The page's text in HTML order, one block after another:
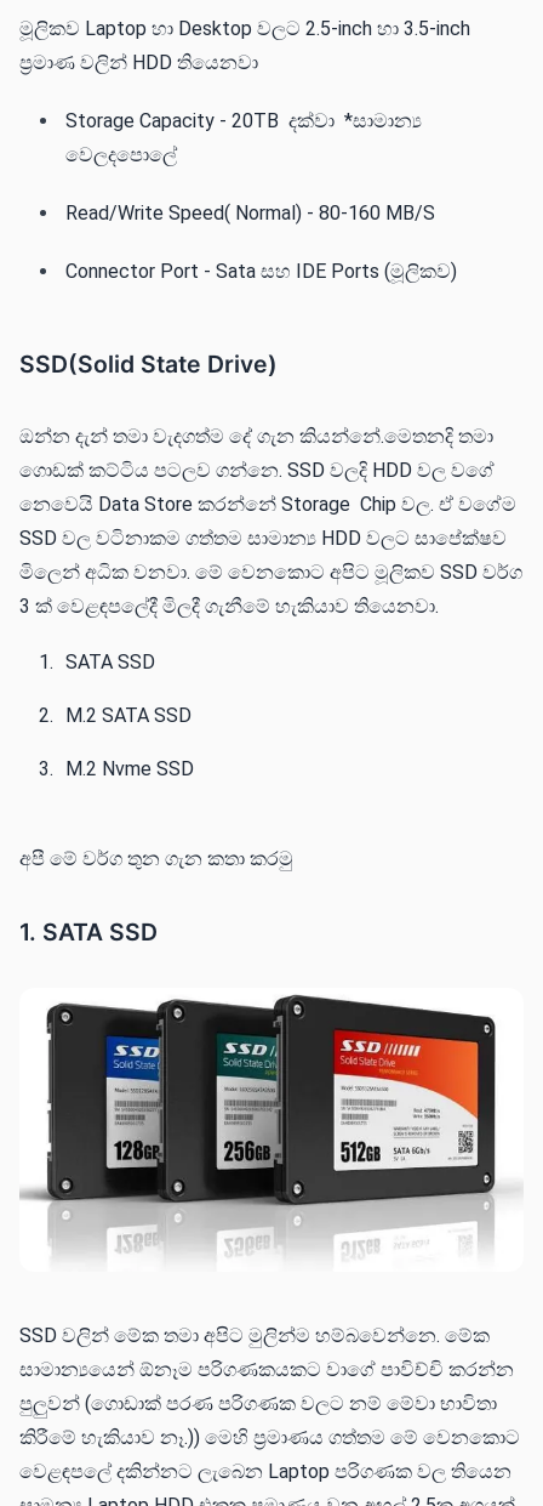
මූලිකව Laptop හා Desktop වලට 2.5-inch හා 3.5-inch
ප්‍රමාණ වලින් HDD තියෙනවා
Storage Capacity - 20TB දක්වා *සාමාන්‍ය
වෙලදපොලේ
Read/Write Speed( Normal) - 80-160 MB/S
Connector Port - Sata සහ IDE Ports (මූලිකව)
SSD(Solid State Drive)
ඔන්න දැන් තමා වැදගත්ම දේ ගැන කියන්නේ.මෙතනදි තමා
ගොඩක් කට්ටිය පටලව ගන්නෙ. SSD වලදි HDD වල වගේ
නෙවෙයි Data Store කරන්නේ Storage Chip වල. ඒ වගේම
SSD වල වටිනාකම ගත්තම සාමාන්‍ය HDD වලට සාපේක්ෂව
මිලෙන් අධික වනවා. මේ වෙනකොට අපිට මූලිකව SSD වර්ග
3 ක් වෙළඳපලේදී මිලදී ගැනීමේ හැකියාව තියෙනවා.
SATA SSD
M.2 SATA SSD
M.2 Nvme SSD
අපී මේ වර්ග තුන ගැන කතා කරමු
1. SATA SSD
SSD වලින් මේක තමා අපිට මුලින්ම හම්බවෙන්නෙ. මේක
සාමාන්‍යයෙන් ඕනෑම පරිගණකයකට වාගේ පාවිච්චි කරන්න
පුලුවන් (ගොඩාක් පරණ පරිගණක වලට නම් මේවා භාවිතා
කිරීමේ හැකියාව නෑ.)) මෙහි ප්‍රමාණය ගත්තම මේ වෙනකොට
වෙළඳපලේ දකින්නට ලැබෙන Laptop පරිගණක වල තියෙන